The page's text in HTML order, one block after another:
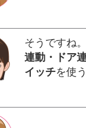
そうですね
連動・ドア
イッチを使